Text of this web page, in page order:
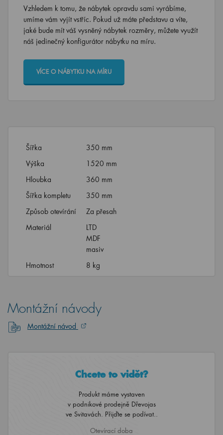
umíme vám vyjít vstříc. Pokud už máte představu a víte,
jaké bude mít váš vysněný nábytek rozměry, můžete využít
náš jedinečný konfigurátor nábytku na míru.
VÍCE O NÁBYTKU NA MÍRU
Výška
1520 mm
Hloubka
360 mm
Šířka kompletu
350 mm
Způsob otevírání
Za přesah
Materiál
LTD
MDF
masiv
8 kg
Montážní návod
Produkt máme vystaven
v podnikové prodejně Dřevojas
ve Svitavách. Přijďte se podívat..
Otevírací doba
Po, St a Pá 8-12 a 13-17 hod